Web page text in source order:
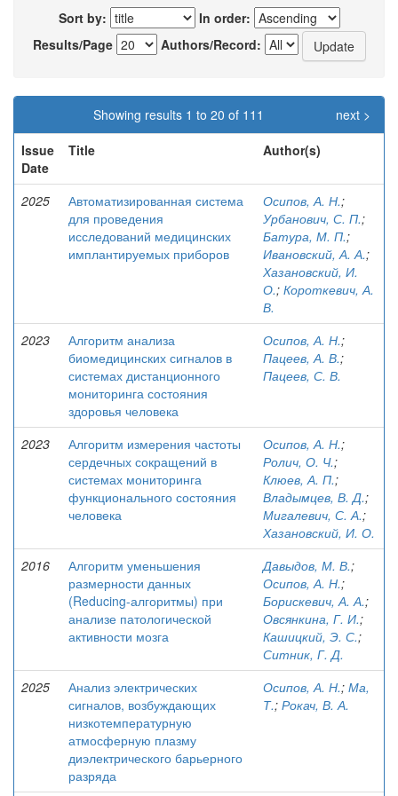
Sort by:
In order:
Results/Page
Authors/Record:
Showing results 1 to 20 of 111
next >
Issue
Date
Title Author(s)
2025
Автоматизированная система
для проведения
исследований медицинских
имплантируемых приборов
Осипов, А. Н.;
Урбанович, С. П.;
Батура, М. П.;
Ивановский, А. А.;
Хазановский, И.
О.; Короткевич, А.
В.
2023
Алгоритм анализа
биомедицинских сигналов в
системах дистанционного
мониторинга состояния
здоровья человека
Осипов, А. Н.;
Пацеев, А. В.;
Пацеев, С. В.
2023
Алгоритм измерения частоты
сердечных сокращений в
системах мониторинга
функционального состояния
человека
Осипов, А. Н.;
Ролич, О. Ч.;
Клюев, А. П.;
Владымцев, В. Д.;
Мигалевич, С. А.;
Хазановский, И. О.
2016
Алгоритм уменьшения
размерности данных
(Reducing-алгоритмы) при
анализе патологической
активности мозга
Давыдов, М. В.;
Осипов, А. Н.;
Борискевич, А. А.;
Овсянкина, Г. И.;
Кашицкий, Э. С.;
Ситник, Г. Д.
2025
Анализ электрических
сигналов, возбуждающих
низкотемпературную
атмосферную плазму
диэлектрического барьерного
разряда
Осипов, А. Н.; Ма,
Т.; Рокач, В. А.